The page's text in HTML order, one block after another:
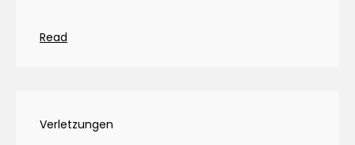
Read
Verletzungen